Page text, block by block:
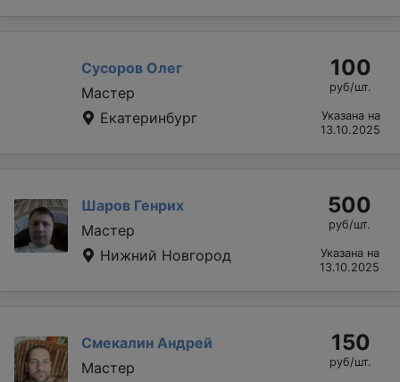
Сусоров Олег
Мастер
Екатеринбург
100
руб/шт.
Указана на
13.10.2025
Шаров Генрих
Мастер
Нижний Новгород
500
руб/шт.
Указана на
13.10.2025
Смекалин Андрей
Мастер
150
руб/шт.